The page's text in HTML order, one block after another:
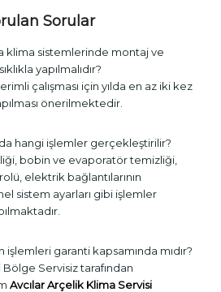
Sorular
klima sistemlerinde montaj ve
yapılmalıdır?
çalışması için yılda en az iki kez
önerilmektedir.
hangi işlemler gerçekleştirilir?
bobin ve evaporatör temizliği,
elektrik bağlantılarının
sistem ayarları gibi işlemler
işlemleri garanti kapsamında mıdır?
Servisiz tarafından
Avcılar Arçelik Klima Servisi